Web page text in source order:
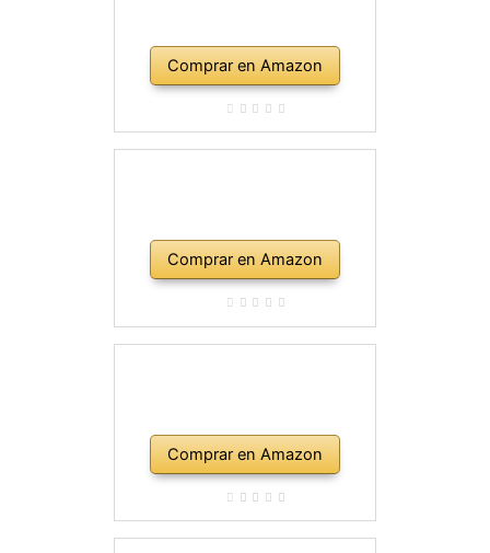
Comprar en Amazon
Comprar en Amazon
Comprar en Amazon